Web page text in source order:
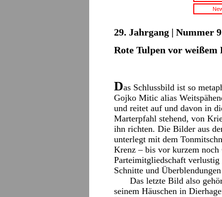
29. Jahrgang | Nummer
Rote Tulpen vor weißem
Das Schlussbild ist so
Gojko Mitic alias
und reitet auf und davon in
Marterpfahl stehend, von
ihn richten. Die Bilder aus
unterlegt mit dem
Krenz – bis vor kurzem noch
Parteimitgliedschaft
Schnitte und
Das letzte Bild also
seinem Häuschen in